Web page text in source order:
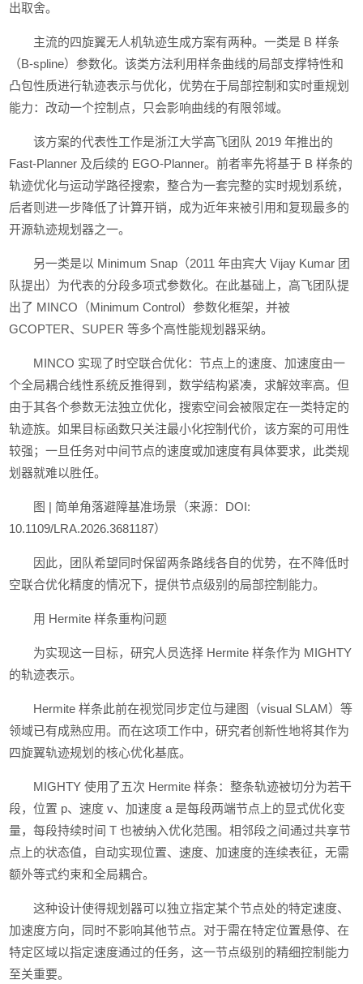
出取舍。
主流的四旋翼无人机轨迹生成方案有两种。一类是 B 样条
（B-spline）参数化。该类方法利用样条曲线的局部支撑特性和
凸包性质进行轨迹表示与优化，优势在于局部控制和实时重规划
能力：改动一个控制点，只会影响曲线的有限邻域。
该方案的代表性工作是浙江大学高飞团队 2019 年推出的
Fast-Planner 及后续的 EGO-Planner。前者率先将基于 B 样条的
轨迹优化与运动学路径搜索，整合为一套完整的实时规划系统，
后者则进一步降低了计算开销，成为近年来被引用和复现最多的
开源轨迹规划器之一。
另一类是以 Minimum Snap（2011 年由宾大 Vijay Kumar 团
队提出）为代表的分段多项式参数化。在此基础上，高飞团队提
出了 MINCO（Minimum Control）参数化框架，并被
GCOPTER、SUPER 等多个高性能规划器采纳。
MINCO 实现了时空联合优化：节点上的速度、加速度由一
个全局耦合线性系统反推得到，数学结构紧凑，求解效率高。但
由于其各个参数无法独立优化，搜索空间会被限定在一类特定的
轨迹族。如果目标函数只关注最小化控制代价，该方案的可用性
较强；一旦任务对中间节点的速度或加速度有具体要求，此类规
划器就难以胜任。
图 | 简单角落避障基准场景（来源：DOI:
10.1109/LRA.2026.3681187）
因此，团队希望同时保留两条路线各自的优势，在不降低时
空联合优化精度的情况下，提供节点级别的局部控制能力。
用 Hermite 样条重构问题
为实现这一目标，研究人员选择 Hermite 样条作为 MIGHTY
的轨迹表示。
Hermite 样条此前在视觉同步定位与建图（visual SLAM）等
领域已有成熟应用。而在这项工作中，研究者创新性地将其作为
四旋翼轨迹规划的核心优化基底。
MIGHTY 使用了五次 Hermite 样条：整条轨迹被切分为若干
段，位置 p、速度 v、加速度 a 是每段两端节点上的显式优化变
量，每段持续时间 T 也被纳入优化范围。相邻段之间通过共享节
点上的状态值，自动实现位置、速度、加速度的连续表征，无需
额外等式约束和全局耦合。
这种设计使得规划器可以独立指定某个节点处的特定速度、
加速度方向，同时不影响其他节点。对于需在特定位置悬停、在
特定区域以指定速度通过的任务，这一节点级别的精细控制能力
至关重要。